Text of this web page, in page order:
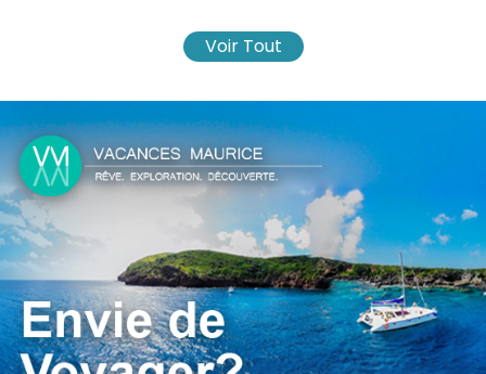
Randonnée Équestre Forfaits Nuit à Thème
Location de Voiture à
Rodrigues
Activités pour le
Nouvel An
Voir Tout